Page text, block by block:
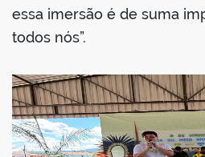
essa imersão é de suma
todos nós”.